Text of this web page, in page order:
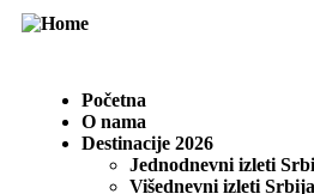
Početna
O nama
Destinacije 2026
Jednodnevni izleti
Višednevni izleti Srbija